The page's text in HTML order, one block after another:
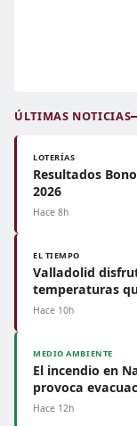
ÚLTIMAS NOTICIAS
LOTERÍAS
Resultados
2026
Hace 8h
EL TIEMPO
Valladolid
temperaturas
Hace 10h
MEDIO AMBIENTE
El incendio en
provoca
Hace 12h